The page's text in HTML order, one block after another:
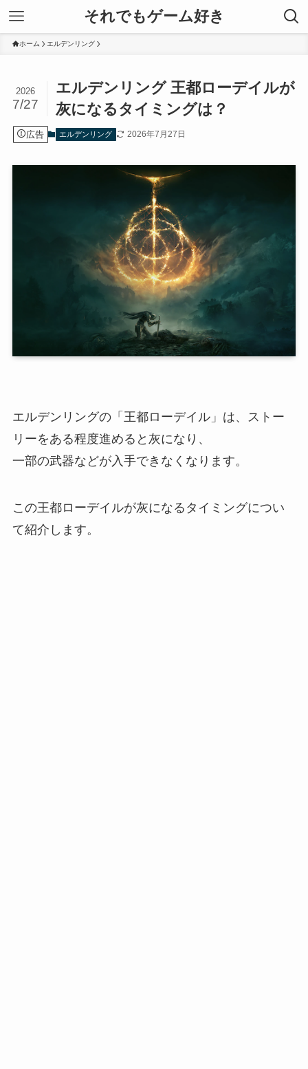
それでもゲーム好き
ホーム エルデンリング
エルデンリング 王都ローデイルが
灰になるタイミングは？
2026
7/27
広告 エルデンリング 2026年7月27日
エルデンリングの「 王都ローデイル」は、ストー
リーをある程度進めると灰になり、
一部の武器などが入手できなくなります。
この王都ローデイルが灰になるタイミングについ
て紹介します。